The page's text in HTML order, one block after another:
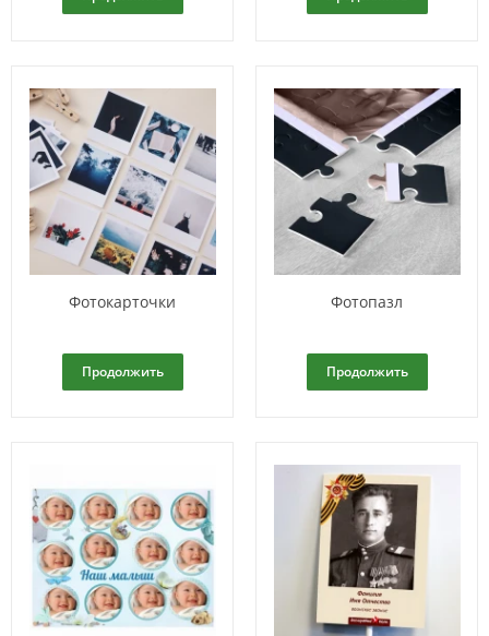
Фотокарточки
Продолжить
Фотопазл
Продолжить